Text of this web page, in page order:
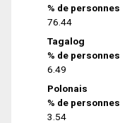
% de personnes
76.44
Tagalog
% de personnes
6.49
Polonais
% de personnes
3.54